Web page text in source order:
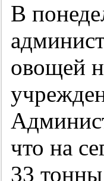
В
овощей
что на
33